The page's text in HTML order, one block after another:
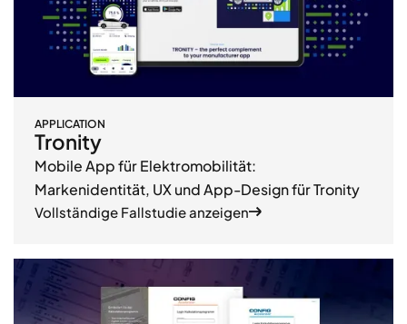
APPLICATION
Tronity
Mobile App für Elektromobilität:
Markenidentität, UX und App-Design für Tronity
Vollständige Fallstudie anzeigen